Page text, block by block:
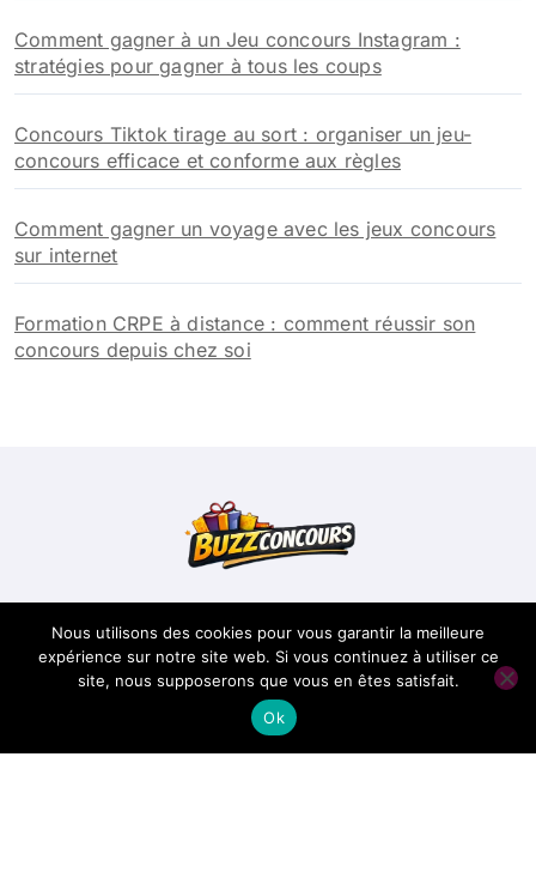
Comment gagner à un Jeu concours Instagram :
stratégies pour gagner à tous les coups
Concours Tiktok tirage au sort : organiser un jeu-
concours efficace et conforme aux règles
Comment gagner un voyage avec les jeux concours
sur internet
Formation CRPE à distance : comment réussir son
concours depuis chez soi
Buzzconcours
Conseils pour réussir les concours
Nous utilisons des cookies pour vous garantir la meilleure
expérience sur notre site web. Si vous continuez à utiliser ce
site, nous supposerons que vous en êtes satisfait.
Ok